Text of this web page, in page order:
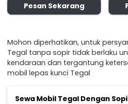
Pesan Sekarang
Mohon diperhatikan, untuk
Tegal tanpa sopir tidak berlaku
kendaraan dan tergantung
mobil lepas kunci Tegal
Sewa Mobil Tegal Dengan